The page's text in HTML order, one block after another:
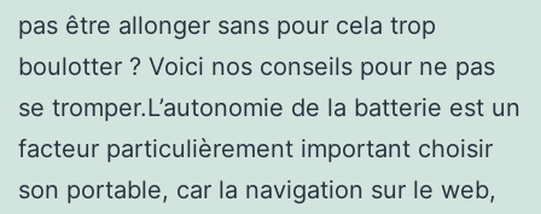
pas être allonger sans pour cela trop
boulotter ? Voici nos conseils pour ne pas
se tromper.L’autonomie de la batterie est un
facteur particulièrement important choisir
son portable, car la navigation sur le web,